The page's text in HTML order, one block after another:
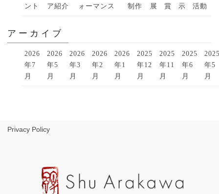
ント
ア紹介
ォーマンス
制作
展
賞
示
活動
アーカイブ
2026
年7
月
2026
年5
月
2026
年3
月
2026
年2
月
2026
年1
月
2025
年12
月
2025
年11
月
2025
年6
月
年5
月
Privacy Policy